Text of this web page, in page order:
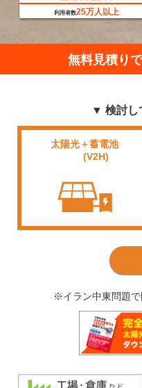
利用者数25万人以上
無料見積り
▼ 検討し
太陽光＋蓄電池
(V2H)
※イラン中東問題で